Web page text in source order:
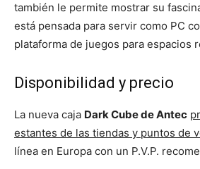
también le permite mostrar su
está pensada para servir como PC
plataforma de juegos para espacios
Disponibilidad y precio
La nueva caja Dark Cube de Antec
estantes de las tiendas y puntos de
línea en Europa con un P.V.P.